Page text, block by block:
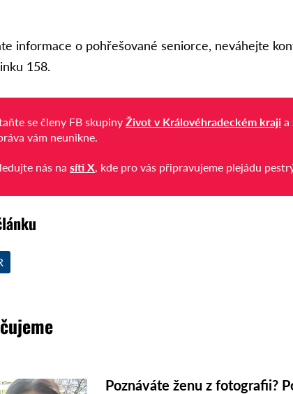
informace o pohřešované seniorce, neváhejte
158.
se členy FB skupinyŽivot v Královéhradeckém kraji a
vám neunikne.
nás nasíti X , kde pro vás připravujeme plejádu